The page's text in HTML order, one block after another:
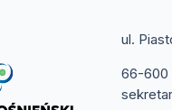
ul.
66-600